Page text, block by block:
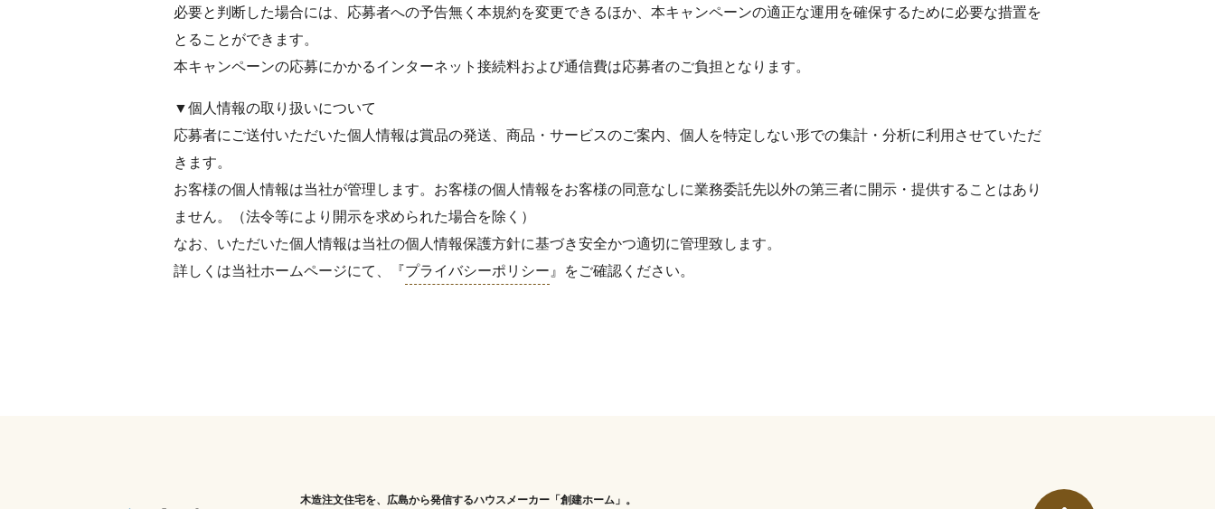
必要と判断した場合には、応募者への予告無く本規約を変更できるほか、本キャンペーンの適正な運用を確保するために必要な措置を
とることができます。
本キャンペーンの応募にかかるインターネット接続料および通信費は応募者のご負担となります。
▼個人情報の取り扱いについて
応募者にご送付いただいた個人情報は賞品の発送、商品・サービスのご案内、個人を特定しない形での集計・分析に利用させていただ
きます。
お客様の個人情報は当社が管理します。お客様の個人情報をお客様の同意なしに業務委託先以外の第三者に開示・提供することはあり
ません。（法令等により開示を求められた場合を除く）
なお、いただいた個人情報は当社の個人情報保護方針に基づき安全かつ適切に管理致します。
詳しくは当社ホームページにて、『プライバシーポリシー』をご確認ください。
木造注文住宅を、広島から発信するハウスメーカー「創建ホーム」。